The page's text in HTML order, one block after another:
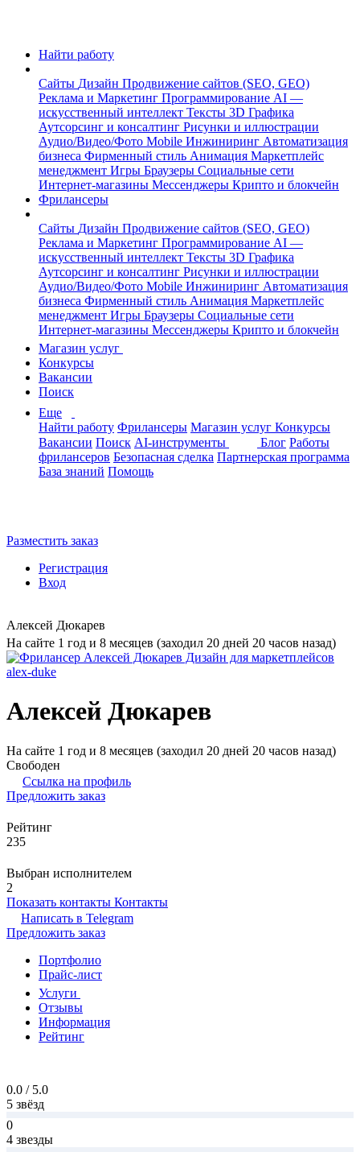
Найти работу
Сайты Дизайн Продвижение сайтов (SEO, GEO)
Реклама и Маркетинг Программирование AI —
искусственный интеллект Тексты 3D Графика
Аутсорсинг и консалтинг Рисунки и иллюстрации
Аудио/Видео/Фото Mobile Инжиниринг Автоматизация
бизнеса Фирменный стиль Анимация Маркетплейс
менеджмент Игры Браузеры Социальные сети
Интернет-магазины Мессенджеры Крипто и блокчейн
Фрилансеры
Сайты Дизайн Продвижение сайтов (SEO, GEO)
Реклама и Маркетинг Программирование AI —
искусственный интеллект Тексты 3D Графика
Аутсорсинг и консалтинг Рисунки и иллюстрации
Аудио/Видео/Фото Mobile Инжиниринг Автоматизация
бизнеса Фирменный стиль Анимация Маркетплейс
менеджмент Игры Браузеры Социальные сети
Интернет-магазины Мессенджеры Крипто и блокчейн
Магазин услуг
Конкурсы
Вакансии
Поиск
Еще
Найти работу Фрилансеры Магазин услуг Конкурсы
Вакансии Поиск AI-инструменты Блог Работы
фрилансеров Безопасная сделка Партнерская программа
База знаний Помощь
Разместить заказ
Регистрация
Вход
Алексей Дюкарев
На сайте 1 год и 8 месяцев (заходил 20 дней 20 часов назад)
Алексей Дюкарев
На сайте 1 год и 8 месяцев (заходил 20 дней 20 часов назад)
Свободен
Ссылка на профиль
Предложить заказ
Рейтинг
235
Выбран исполнителем
2
Показать контакты Контакты
Написать в Telegram
Предложить заказ
Портфолио
Прайс-лист
Услуги
Отзывы
Информация
Рейтинг
0.0 / 5.0
5 звёзд
0
4 звезды